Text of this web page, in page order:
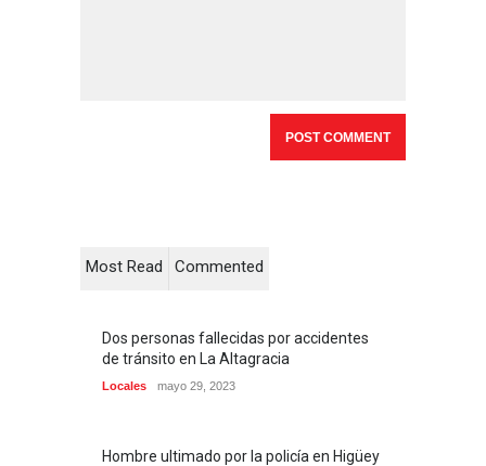
Most Read Commented
Dos personas fallecidas por accidentes
de tránsito en La Altagracia
Locales mayo 29, 2023
Hombre ultimado por la policía en Higüey